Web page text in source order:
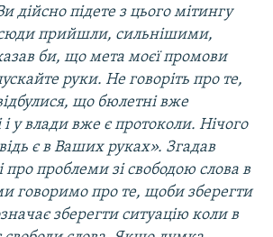
дійсно підете з цього мітингу
прийшли, сильнішими,
би, що мета моєї промови
руки. Не говоріть про те,
що бюлетні вже
і у влади вже є протоколи. Нічого
є в Ваших руках». Згадав
проблеми зі свободою слова в
говоримо про те, щоби зберегти
зберегти ситуацію коли в